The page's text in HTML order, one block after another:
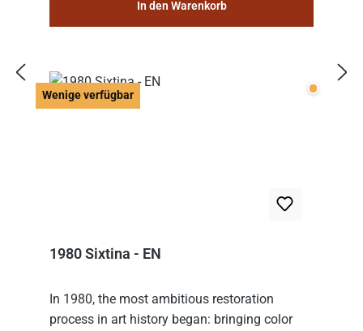
In den Warenkorb
Wenige verfügbar Wenige
1980 Sixtina - EN
In 1980, the most ambitious restoration
process in art history began: bringing color